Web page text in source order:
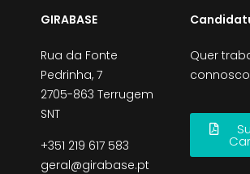
GIRABASE
Rua da Fonte
Pedrinha, 7
2705-863 Terrugem
SNT
+351 219 617 583
geral@girabase.pt
Quer